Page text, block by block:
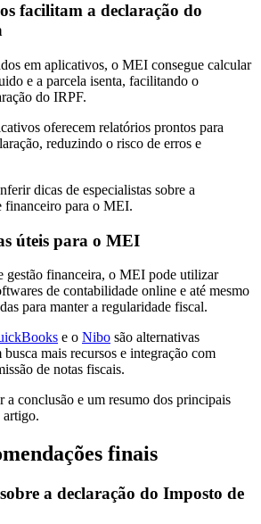
facilitam a declaração do
em aplicativos, o MEI consegue calcular
e a parcela isenta, facilitando o
do IRPF.
oferecem relatórios prontos para
reduzindo o risco de erros e
dicas de especialistas sobre a
financeiro para o MEI.
úteis para o MEI
gestão financeira, o MEI pode utilizar
de contabilidade online e até mesmo
para manter a regularidade fiscal.
e o Nibo são alternativas
busca mais recursos e integração com
de notas fiscais.
a conclusão e um resumo dos principais
artigo.
finais
a declaração do Imposto de